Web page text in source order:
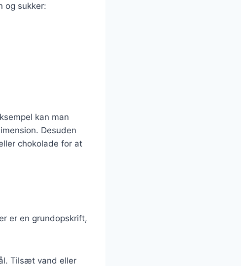
og sukker:
kan man
Desuden
chokolade for at
er en grundopskrift,
Tilsæt vand eller